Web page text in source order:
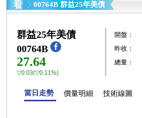
00764B 群益25年美債
群益25年美債
00764B
27.64
▽0.03(▽0.11%)
開盤：
昨收：
總量：
當日走勢 價量明細 技術線圖